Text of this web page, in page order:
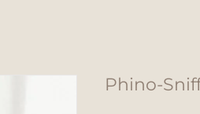
Phino-